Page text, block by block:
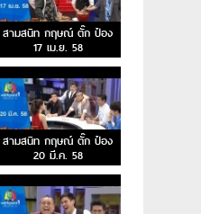
สามสนิท กฤษณ์ ตั๊ก ป๋อง
17 เม.ย. 58
สามสนิท กฤษณ์ ตั๊ก ป๋อง
20 มี.ค. 58